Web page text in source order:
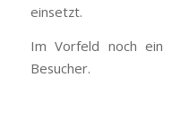
einsetzt.
Im Vorfeld noch ein
Besucher.